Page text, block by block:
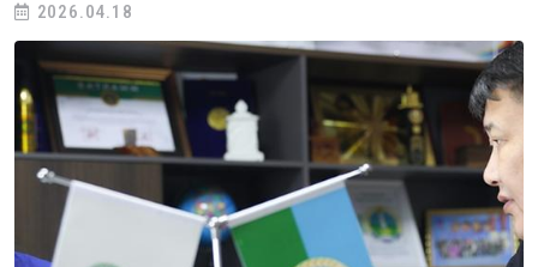
2026.04.18